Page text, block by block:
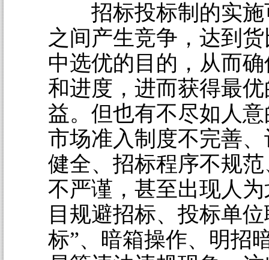
招标投标制的实施
之间产生竞争，达到
中选优的目的，从而
和进度，进而获得最
益。但也有不尽如人
市场准入制度不完善
健全、招标程序不规
不严谨，甚至出现人
目规避招标、投标单
标”、暗箱操作、明招